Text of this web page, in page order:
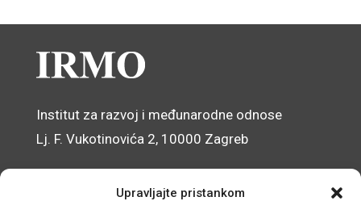
Upravljajte pristankom
Institut za razvoj i međunarodne odnose
Lj. F. Vukotinovića 2, 10000 Zagreb
Pristup informacijama